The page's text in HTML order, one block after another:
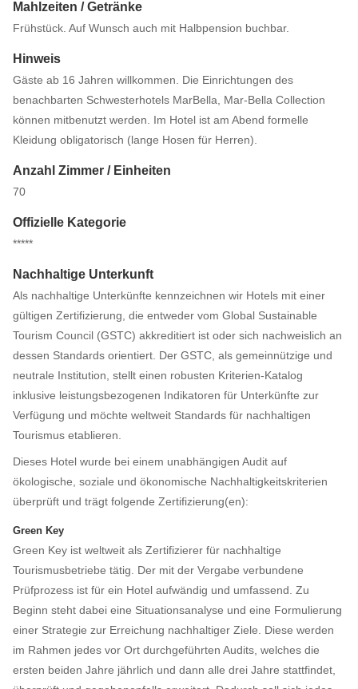
Mahlzeiten / Getränke
Frühstück. Auf Wunsch auch mit Halbpension buchbar.
Hinweis
Gäste ab 16 Jahren willkommen. Die Einrichtungen des
benachbarten Schwesterhotels MarBella, Mar-Bella Collection
können mitbenutzt werden. Im Hotel ist am Abend formelle
Kleidung obligatorisch (lange Hosen für Herren).
Anzahl Zimmer / Einheiten
70
Offizielle Kategorie
*****
Nachhaltige Unterkunft
Als nachhaltige Unterkünfte kennzeichnen wir Hotels mit einer
gültigen Zertifizierung, die entweder vom Global Sustainable
Tourism Council (GSTC) akkreditiert ist oder sich nachweislich an
dessen Standards orientiert. Der GSTC, als gemeinnützige und
neutrale Institution, stellt einen robusten Kriterien-Katalog
inklusive leistungsbezogenen Indikatoren für Unterkünfte zur
Verfügung und möchte weltweit Standards für nachhaltigen
Tourismus etablieren.
Dieses Hotel wurde bei einem unabhängigen Audit auf
ökologische, soziale und ökonomische Nachhaltigkeitskriterien
überprüft und trägt folgende Zertifizierung(en):
Green Key
Green Key ist weltweit als Zertifizierer für nachhaltige
Tourismusbetriebe tätig. Der mit der Vergabe verbundene
Prüfprozess ist für ein Hotel aufwändig und umfassend. Zu
Beginn steht dabei eine Situationsanalyse und eine Formulierung
einer Strategie zur Erreichung nachhaltiger Ziele. Diese werden
im Rahmen jedes vor Ort durchgeführten Audits, welches die
ersten beiden Jahre jährlich und dann alle drei Jahre stattfindet,